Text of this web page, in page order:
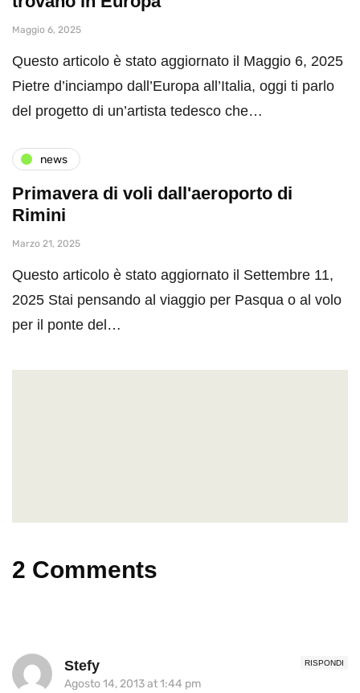
Maggio 6, 2025
Questo articolo è stato aggiornato il Maggio 6, 2025
Pietre d’inciampo dall’Europa all’Italia, oggi ti parlo
del progetto di un’artista tedesco che…
news
Primavera di voli dall'aeroporto di
Rimini
Marzo 21, 2025
Questo articolo è stato aggiornato il Settembre 11,
2025 Stai pensando al viaggio per Pasqua o al volo
per il ponte del…
2 Comments
RISPONDI
Stefy
Agosto 14, 2013 at 1:44 pm